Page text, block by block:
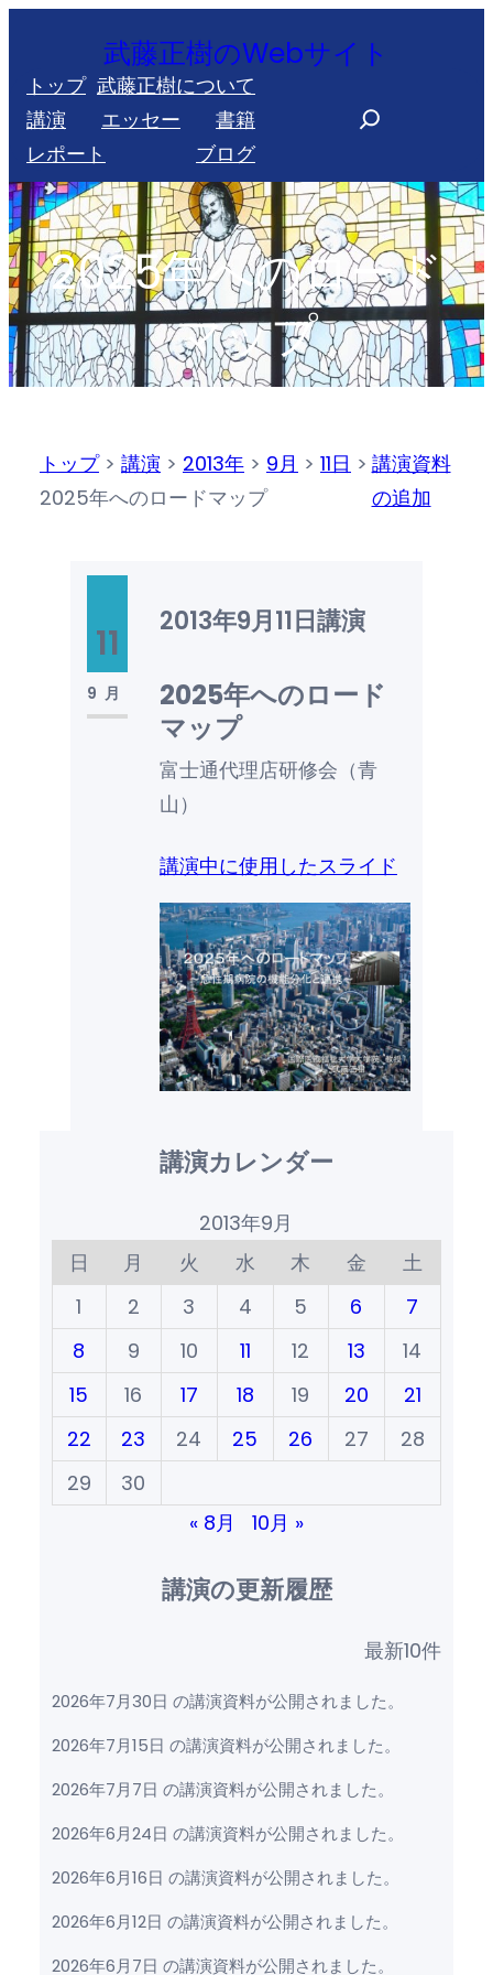
を
ス
キ
ッ
プ
武藤正樹のWebサイト
トップ 武藤正樹について
講演
エッセー
書籍
レポート
ブログ
r
c
h
2025年へのロード
マップ
トップ> 講演 > 2013年 > 9月 > 11日 >
2025年へのロードマップ
講演資料
の追加
11
9月
2013年9月11日講演
2025年へのロード
マップ
富士通代理店研修会（青
山）
講演中に使用したスライド
講演カレンダー
2013年9月
日
月 火 水 木 金
土
1
2 3 4 5 6
7
8
9 10 11 12 13
14
15
16 17 18 19 20
21
22
23 24 25 26 27
28
29
30
« 8月
10月 »
講演の更新履歴
最新10件
2026年7月30日 の講演資料が公開されました。
2026年7月15日 の講演資料が公開されました。
2026年7月7日 の講演資料が公開されました。
2026年6月24日 の講演資料が公開されました。
2026年6月16日 の講演資料が公開されました。
2026年6月12日 の講演資料が公開されました。
2026年6月7日 の講演資料が公開されました。